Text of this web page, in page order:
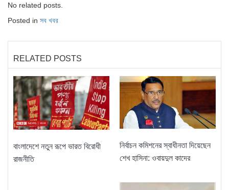
No related posts.
Posted in সব খবর
RELATED POSTS
বাংলাদেশে নতুন রূপে ভারত বিরোধী
রাজনীতি
নির্বাচন কমিশনের স্বাধীনতা দিয়েছেন
শেখ হাসিনা: ওবায়দুল কাদের